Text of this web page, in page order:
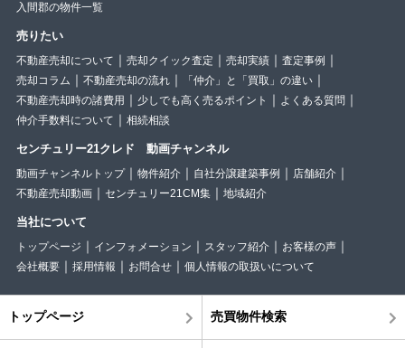
入間郡の物件一覧
売りたい
不動産売却について 売却クイック査定 売却実績
査定事例
売却コラム
不動産売却の流れ
「仲介」と「買取」の違い
不動産売却時の諸費用
少しでも高く売るポイント
よくある質問
仲介手数料について
相続相談
センチュリー21クレド 動画チャンネル
動画チャンネルトップ 物件紹介 自社分譲建築事例
店舗紹介
不動産売却動画
センチュリー21CM集 地域紹介
当社について
トップページ インフォメーション スタッフ紹介
お客様の声
会社概要
採用情報 お問合せ 個人情報の取扱いについて
トップページ 売買物件検索